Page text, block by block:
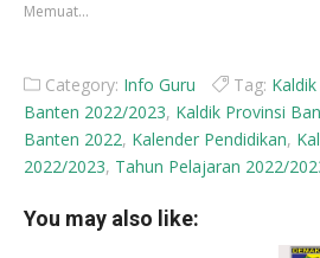
baru)
Memuat...
Category: Info Guru Tag:
Banten 2022/2023, Kaldik Provinsi
Banten 2022, Kalender Pendidikan,
2022/2023, Tahun Pelajaran 2022/
You may also like: